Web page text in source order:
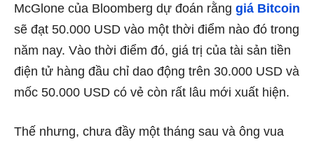
McGlone của Bloomberg dự đoán rằng giá Bitcoin
sẽ đạt 50.000 USD vào một thời điểm nào đó trong
năm nay. Vào thời điểm đó, giá trị của tài sản tiền
điện tử hàng đầu chỉ dao động trên 30.000 USD và
mốc 50.000 USD có vẻ còn rất lâu mới xuất hiện.
Thế nhưng, chưa đầy một tháng sau và ông vua